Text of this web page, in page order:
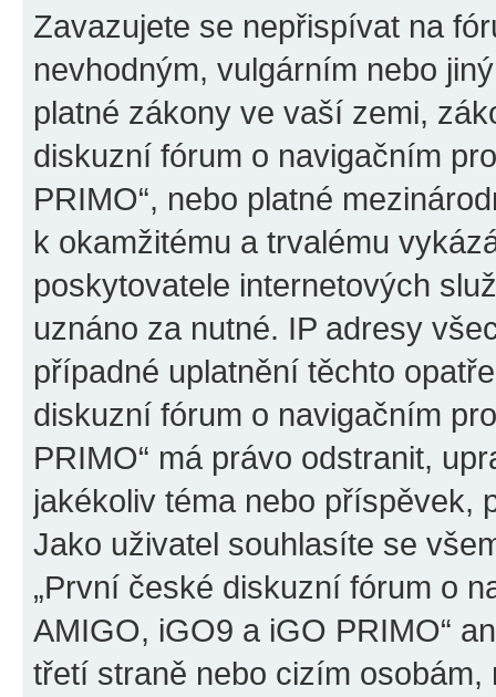
Zavazujete se nepřispívat na
nevhodným, vulgárním nebo
platné zákony ve vaší zemi,
diskuzní fórum o navigačním
PRIMO“, nebo platné
k okamžitému a trvalému
poskytovatele internetových
uznáno za nutné. IP adresy
případné uplatnění těchto
diskuzní fórum o navigačním
PRIMO“ má právo odstranit,
jakékoliv téma nebo příspěvek,
Jako uživatel souhlasíte se
„První české diskuzní fórum o
AMIGO, iGO9 a iGO PRIMO“
třetí straně nebo cizím